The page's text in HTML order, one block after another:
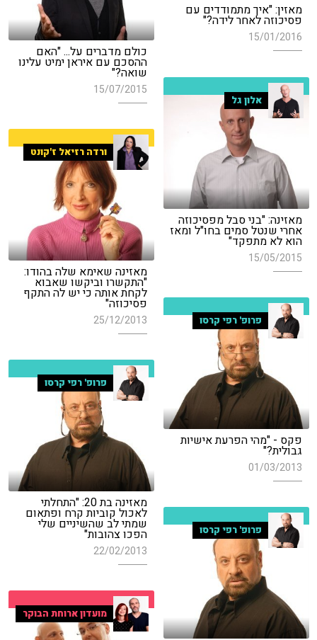
מאזין: "איך מתמודדים עם
פסיכוזה לאחר לידה?"
15/01/2016
כולם מדברים על... "האם
ההסכם עם איראן ימיט עלינו
שואה?"
15/07/2015
אלון גל
מאזינה: "בני סבל מפסיכוזה
אחרי שנטל סמים בחו"ל ומאז
הוא לא מתפקד"
15/05/2015
ורדה רזיאל ז'קונט
מאזינה שאימא שלה בהודו:
"התקשרו וביקשו שאבוא
לקחת אותה כי יש לה התקף
פסיכוזה"
25/12/2013 פרופ' רפי קרסו
פקס - "מהי הפרעת אישיות
גבולית?"
01/03/2013
פרופ' רפי קרסו
מאזינה בת 20: "התחלתי
לאכול קוביות קרח ופתאום
שמתי לב שהשיניים שלי
הפכו צהובות"
22/02/2013
פרופ' רפי קרסו
מועדון ארוחת הבוקר